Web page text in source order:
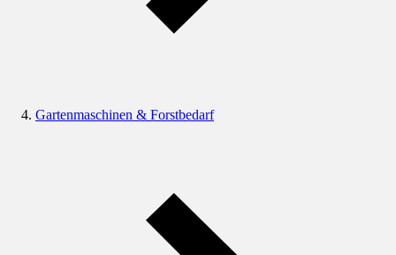
Gartenmaschinen & Forstbedarf